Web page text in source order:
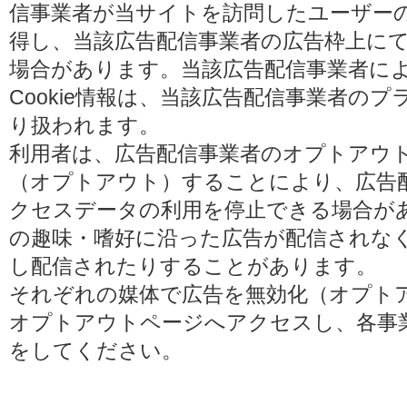
信事業者が当サイトを訪問したユーザー
得し、当該広告配信事業者の広告枠上に
場合があります。当該広告配信事業者に
Cookie情報は、当該広告配信事業者のプ
り扱われます。
利用者は、広告配信事業者のオプトアウ
（オプトアウト）することにより、広
クセスデータの利用を停止できる場合が
の趣味・嗜好に沿った広告が配信されな
し配信されたりすることがあります。
それぞれの媒体で広告を無効化（オプト
オプトアウトページへアクセスし、各
をしてください。